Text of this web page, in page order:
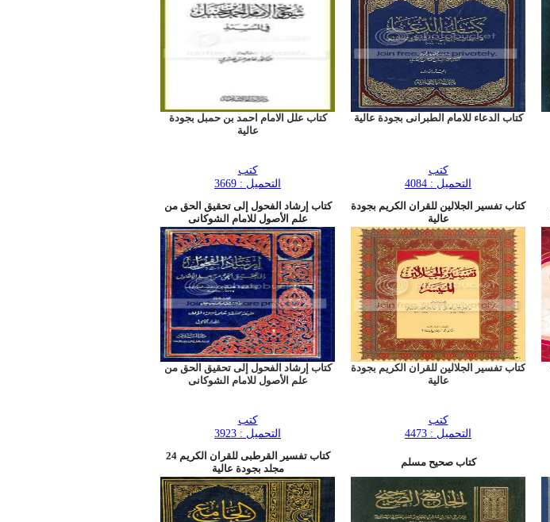
كتاب الدعاء للامام الطبرانى بجودة عالية
كتب
التحميل : 4084
كتاب علل الامام احمد بن حمبل بجودة
عالية
كتب
التحميل : 3669
كتاب تفسير الجلالين للقران الكريم بجودة
عالية
كتاب تفسير الجلالين للقران الكريم بجودة
عالية
كتب
التحميل : 4473
كتاب إرشاد الفحول إلى تحقيق الحق من
علم الأصول للامام الشوكانى
كتاب إرشاد الفحول إلى تحقيق الحق من
علم الأصول للامام الشوكانى
كتب
التحميل : 3923
كتاب صحيح مسلم
كتاب تفسير القرطبى للقران الكريم 24
مجلد بجودة عالية